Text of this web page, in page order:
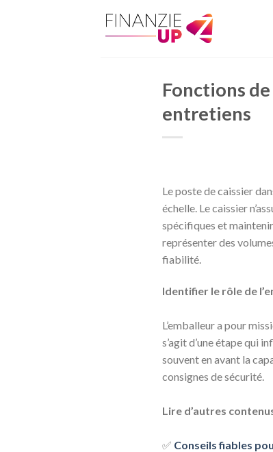
Fonctions
entretiens
Le poste de caissier
échelle. Le caissier
spécifiques et
représenter des
fiabilité.
Identifier le rôle de
L’emballeur a pour
s’agit d’une étape qui
souvent en avant la
consignes de sécurité.
Lire d’autres
✅ Conseils fiables